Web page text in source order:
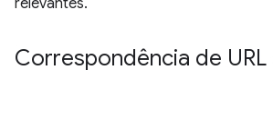
relevantes.
Correspondência de URL